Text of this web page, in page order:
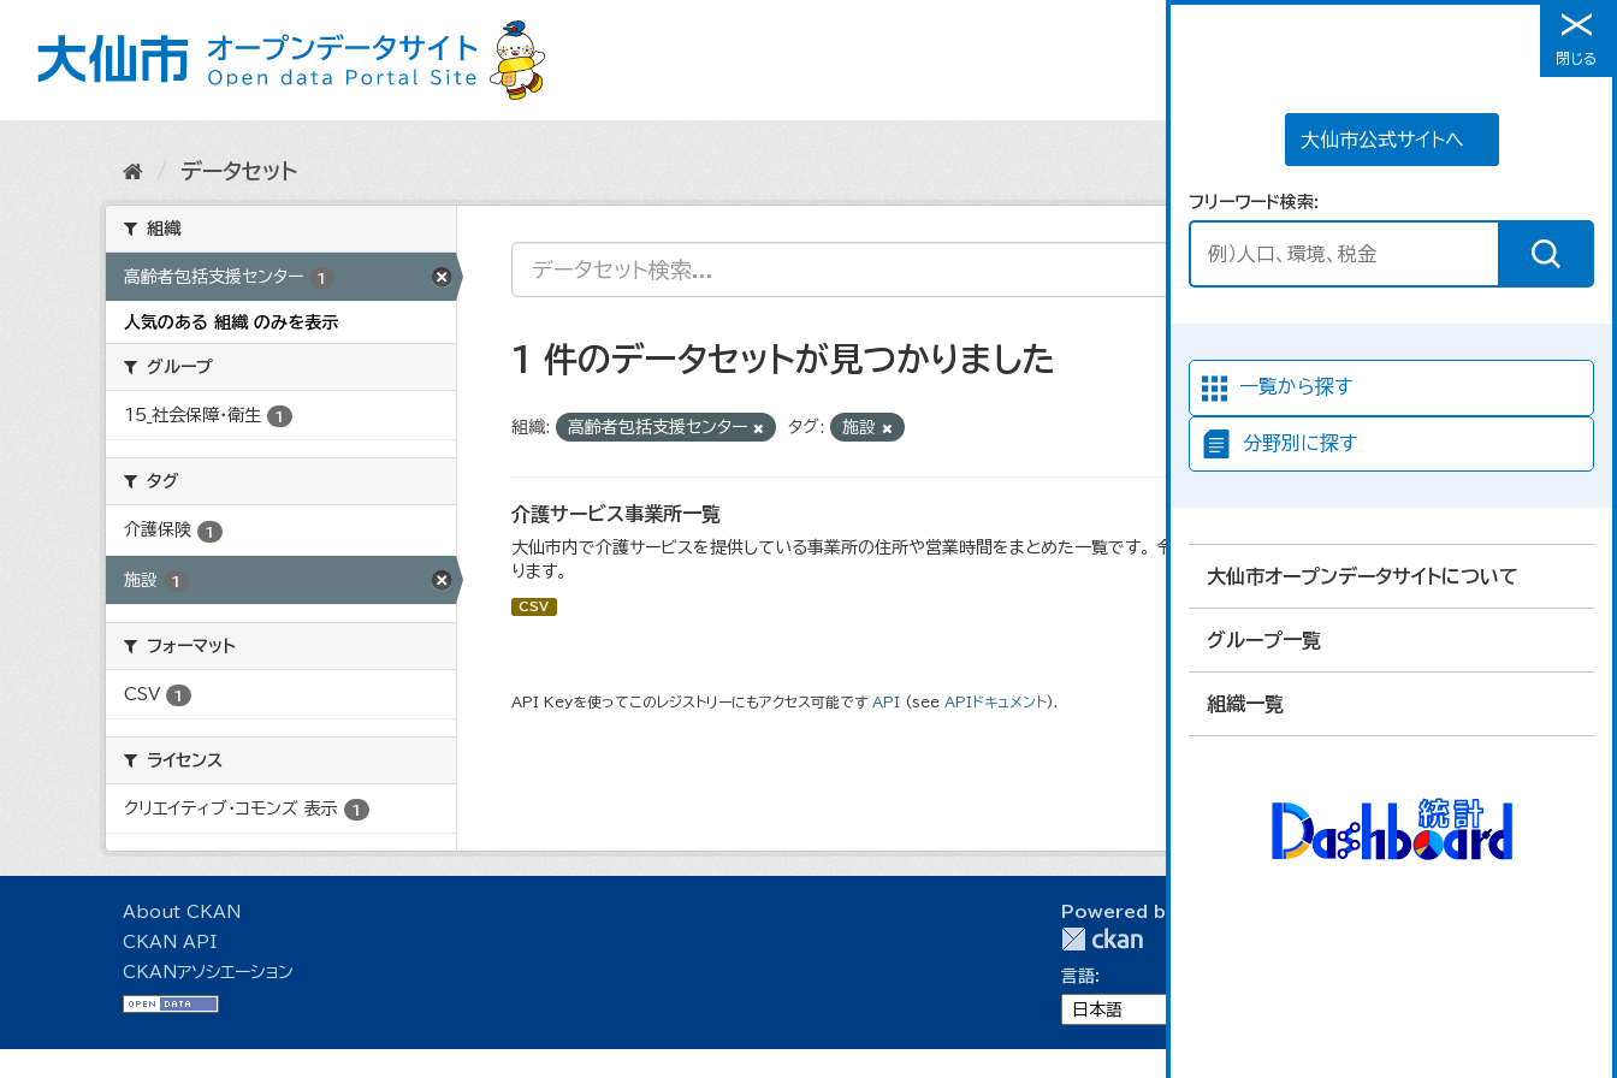
メニュー
大仙市公式サイトへ
フリーワード検索
一覧から探す
分野別に探す
大仙市オープンデータサイトについて
グループ一覧
組織一覧
閉じる
データセット
組織
高齢者包括支援センター 1
人気のある 組織 のみを表示
グループ
15_社会保障・衛生 1
タグ
介護保険 1
施設 1
フォーマット
CSV 1
ライセンス
クリエイティブ・コモンズ 表示 1
1 件のデータセットが見つかりました
組織: 高齢者包括支援センター タグ: 施設
介護サービス事業所一覧
大仙市内で介護サービスを提供している事業所の住所や営業時間をまとめた一覧です。 令和６年１月１日調査時点でのデータとな
ります。
CSV
API Keyを使ってこのレジストリーにもアクセス可能です API (see APIドキュメント).
About CKAN
CKAN API
CKANアソシエーション
Powered by
言語